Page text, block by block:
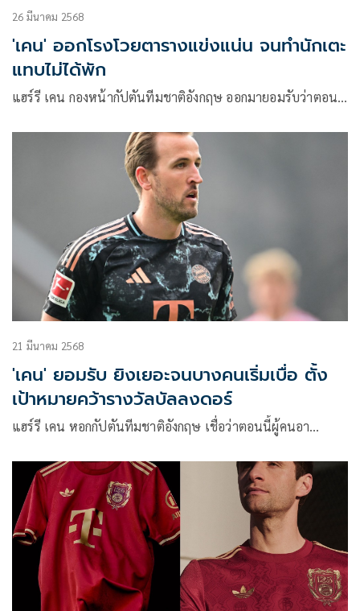
26 มีนาคม 2568
'เคน' ออกโรงโวยตารางแข่งแน่น จนทำนักเตะ
แทบไม่ได้พัก
แฮร์รี เคน กองหน้ากัปตันทีมชาติอังกฤษ ออกมายอมรับว่าตอน…
21 มีนาคม 2568
'เคน' ยอมรับ ยิงเยอะจนบางคนเริ่มเบื่อ ตั้ง
เป้าหมายคว้ารางวัลบัลลงดอร์
แฮร์รี เคน หอกกัปตันทีมชาติอังกฤษ เชื่อว่าตอนนี้ผู้คนอา…